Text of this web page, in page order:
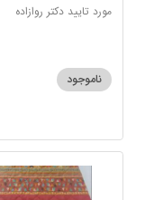
مورد تایید دکتر روازاده
ناموجود